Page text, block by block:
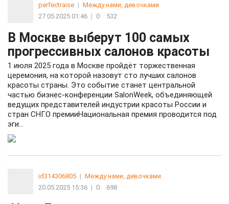
perfectraise | Между нами, девочками
27.05.2025 01:46 | 0 532
В Москве выберут 100 самых
прогрессивных салонов красоты
1 июля 2025 года в Москве пройдёт торжественная
церемония, на которой назовут сто лучших салонов
красоты страны. Это событие станет центральной
частью бизнес-конференции SalonWeek, объединяющей
ведущих представителей индустрии красоты России и
стран СНГ.О премииНациональная премия проводится под
эги...
id314306805 | Между нами, девочками
20.05.2025 15:36 | 0 698